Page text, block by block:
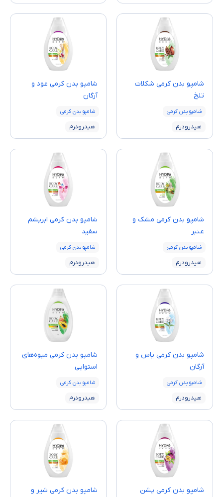
شامپو بدن کرمی شکلات
تلخ
شامپو بدن کرمی
هیدرودرم
شامپو بدن کرمی عود و
آرگان
شامپو بدن کرمی
هیدرودرم
شامپو بدن کرمی مشک و
عنبر
شامپو بدن کرمی
هیدرودرم
شامپو بدن کرمی ابریشم
سفید
شامپو بدن کرمی
هیدرودرم
شامپو بدن کرمی یاس و
آرگان
شامپو بدن کرمی
هیدرودرم
شامپو بدن کرمی میوه‌های
استوایی
شامپو بدن کرمی
هیدرودرم
شامپو بدن کرمی پشن
شامپو بدن کرمی شیر و